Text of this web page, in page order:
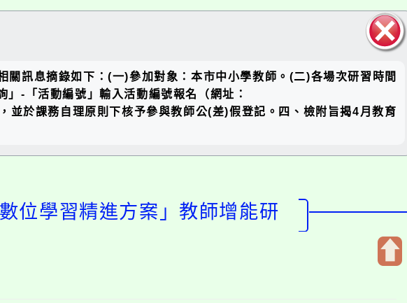
塊
訊息摘錄如下：(一)參加對象：本市中小學教師。(二)各場次研習時間
-「活動編號」輸入活動編號報名（網址：
課務自理原則下核予參與教師公(差)假登記。四、檢附旨揭4月教育
位學習精進方案」教師增能研